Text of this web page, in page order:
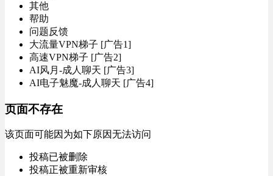
其他
帮助
问题反馈
大流量VPN梯子 [广告1]
高速VPN梯子 [广告2]
AI风月-成人聊天 [广告3]
AI电子魅魔-成人聊天 [广告4]
页面不存在
该页面可能因为如下原因无法访问
投稿已被删除
投稿正被重新审核